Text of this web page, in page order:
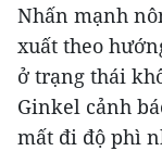
Nhấn mạnh
xuất theo
ở trạng thái
Ginkel cảnh
mất đi độ phì